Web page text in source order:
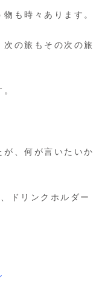
も時々あります。
の旅もその次の旅
、何が言いたいか
ドリンクホルダー